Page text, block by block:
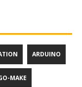
ARDUINO
MAKE